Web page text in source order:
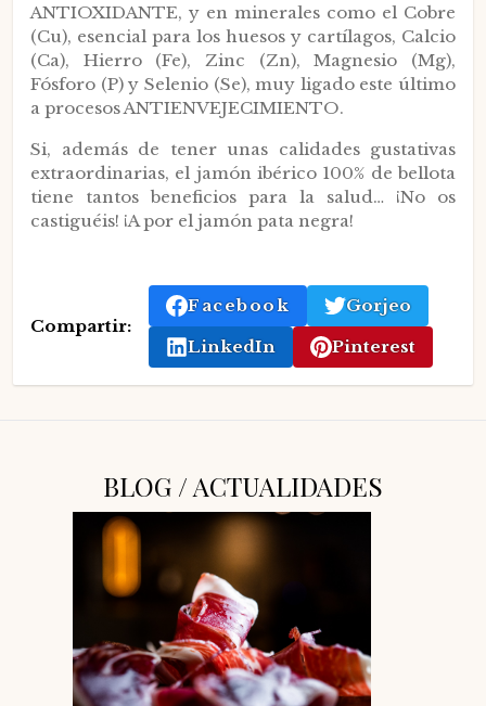
ANTIOXIDANTE, y en minerales como el Cobre
(Cu), esencial para los huesos y cartílagos, Calcio
(Ca), Hierro (Fe), Zinc (Zn), Magnesio (Mg),
Fósforo (P) y Selenio (Se), muy ligado este último
a procesos ANTIENVEJECIMIENTO.
Si, además de tener unas calidades gustativas
extraordinarias, el jamón ibérico 100% de bellota
tiene tantos beneficios para la salud… ¡No os
castiguéis! ¡A por el jamón pata negra!
Compartir:
Facebook
Gorjeo
LinkedIn
Pinterest
BLOG / ACTUALIDADES